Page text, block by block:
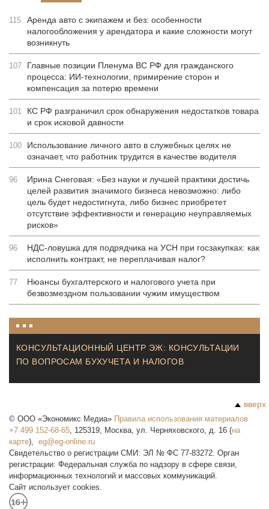
115
Аренда авто с экипажем и без: особенности
налогообложения у арендатора и какие сложности могут
возникнуть
107
Главные позиции Пленума ВС РФ для гражданского
процесса: ИИ-технологии, примирение сторон и
компенсация за потерю времени
101
КС РФ разграничил срок обнаружения недостатков товара
и срок исковой давности
100
Использование личного авто в служебных целях не
означает, что работник трудится в качестве водителя
96
Ирина Снеговая: «Без науки и лучшей практики достичь
целей развития значимого бизнеса невозможно: либо
цель будет недостигнута, либо бизнес приобретет
отсутствие эффективности и генерацию неуправляемых
рисков»
96
НДС-ловушка для подрядчика на УСН при госзакупках: как
исполнить контракт, не переплачивая налог?
77
Нюансы бухгалтерского и налогового учета при
безвозмездном пользовании чужим имуществом
КОНСУЛЬТАЦИОННЫЙ ЦЕНТР ЭЖ: КОНСУЛЬТАЦИИ
ПО ВОПРОСАМ БУХУЧЕТА И НАЛОГОВ
вверх
© ООО «Экономикс Медиа» Правила использования материалов
+7 499 152-68-65, 125319, Москва, ул. Черняховского, д. 16 (на
карте),
Свидетельство о регистрации СМИ: ЭЛ № ФС 77-83272. Орган
регистрации: Федеральная служба по надзору в сфере связи,
информационных технологий и массовых коммуникаций.
Сайт использует cookies.